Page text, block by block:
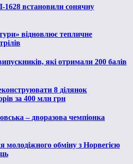
встановили сонячну
відновлює тепличне
які отримали 200 балів
8 ділянок
за 400 млн грн
– дворазова чемпіонка
молодіжного обміну з Норвегією